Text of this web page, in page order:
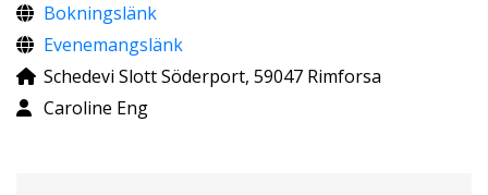
Bokningslänk
Evenemangslänk
Schedevi Slott Söderport, 59047 Rimforsa
Caroline Eng